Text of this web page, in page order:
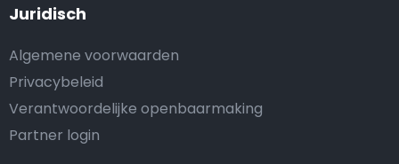
Juridisch
Algemene voorwaarden
Privacybeleid
Verantwoordelijke openbaarmaking
Partner login